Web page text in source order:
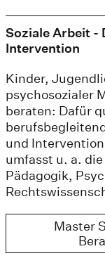
Soziale Arbeit -
Intervention
Kinder,
psychosozialer
beraten: Dafür
und
umfasst u. a.
Pädagogik,
Master